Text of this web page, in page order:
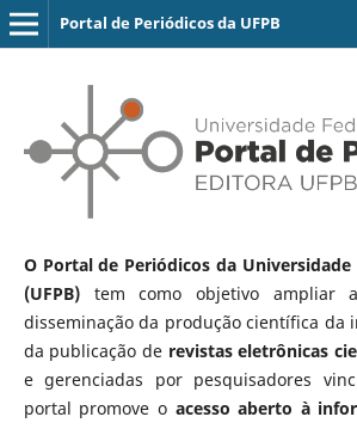
Portal de Periódicos da UFPB
O Portal de Periódicos da Universidade
(UFPB)tem como objetivo ampliar
disseminação da produção científica da
da publicação de revistas eletrônicas
e gerenciadas por pesquisadores
portal promove o acesso aberto à